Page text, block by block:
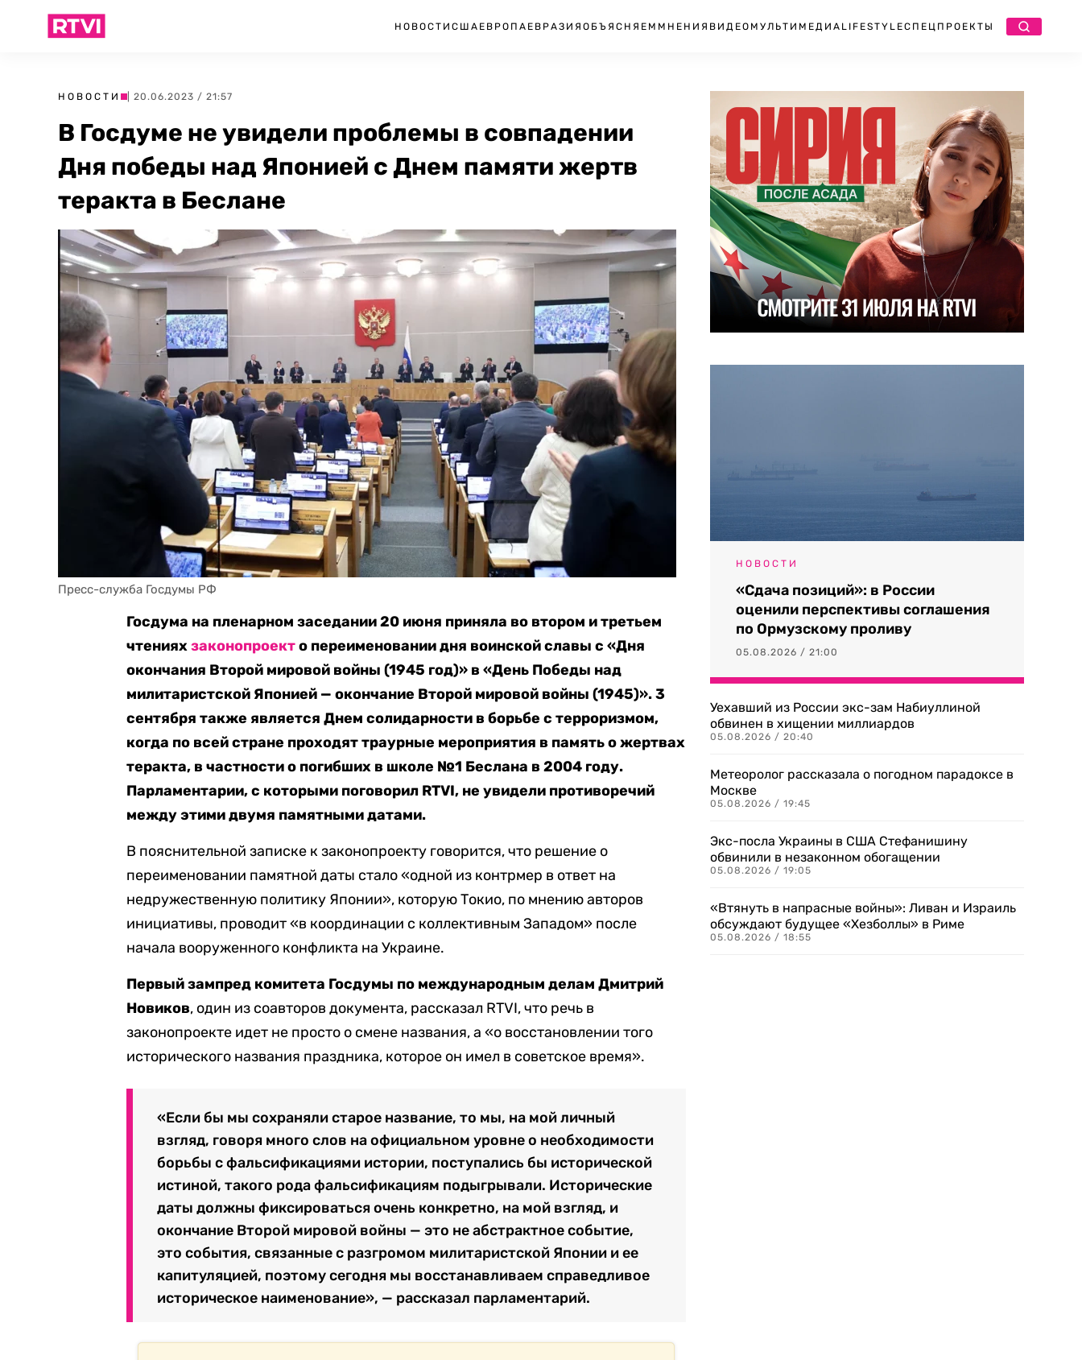
НОВОСТИ США ЕВРОПА ЕВРАЗИЯ ОБЪЯСНЯЕМ МНЕНИЯ ВИДЕО МУЛЬТИМЕДИА LIFESTYLEСПЕЦПРОЕКТЫ
НОВОСТИ | 20.06.2023 / 21:57
В Госдуме не увидели проблемы в совпадении
Дня победы над Японией с Днем памяти жертв
теракта в Беслане
Пресс-служба Госдумы РФ
Госдума на пленарном заседании 20 июня приняла во втором и третьем
чтенияхзаконопроекто переименовании дня воинской славы с «Дня
окончания Второй мировой войны (1945 год)» в «День Победы над
милитаристской Японией — окончание Второй мировой войны (1945)».3
сентября также является Днем солидарности в борьбе с терроризмом,
когда по всей стране проходят траурные мероприятия в память о жертвах
теракта, в частности о погибших в школе №1 Беслана в 2004 году.
Парламентарии, с которыми поговорил RTVI, не увидели противоречий
между этими двумя памятными датами.
В пояснительной записке к законопроекту говорится, что решение о
переименовании памятной даты стало «одной из контрмер в ответ на
недружественную политику Японии», которую Токио, по мнению авторов
инициативы, проводит «в координации с коллективным Западом» после
начала вооруженного конфликта на Украине.
Первый зампред комитета Госдумы по международным делам Дмитрий
Новиков, один из соавторов документа, рассказал RTVI, что речь в
законопроекте идет не просто о смене названия, а «о восстановлении того
исторического названия праздника, которое он имел в советское время».
«Если бы мы сохраняли старое название, то мы, на мой личный
взгляд, говоря много слов на официальном уровне о необходимости
борьбы с фальсификациями истории, поступались бы исторической
истиной, такого рода фальсификациям подыгрывали. Исторические
даты должны фиксироваться очень конкретно, на мой взгляд, и
окончание Второй мировой войны — это не абстрактное событие,
это события, связанные с разгромом милитаристской Японии и ее
капитуляцией, поэтому сегодня мы восстанавливаем справедливое
историческое наименование», — рассказал парламентарий.
НОВОСТИ
«Сдача позиций»: в России
оценили перспективы соглашения
по Ормузскому проливу
05.08.2026 / 21:00
Уехавший из России экс-зам Набиуллиной
обвинен в хищении миллиардов
05.08.2026 / 20:40
Метеоролог рассказала о погодном парадоксе в
Москве
05.08.2026 / 19:45
Экс-посла Украины в США Стефанишину
обвинили в незаконном обогащении
05.08.2026 / 19:05
«Втянуть в напрасные войны»: Ливан и Израиль
обсуждают будущее «Хезболлы» в Риме
05.08.2026 / 18:55